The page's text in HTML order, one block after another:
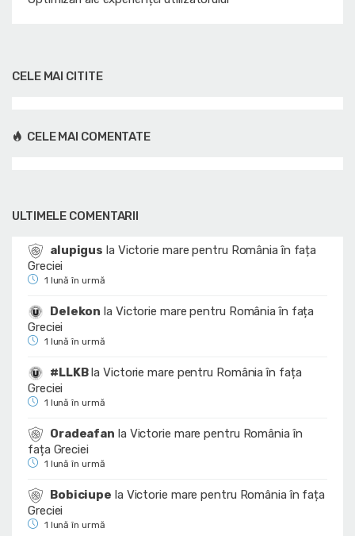
CELE MAI CITITE
CELE MAI COMENTATE
ULTIMELE COMENTARII
alupigus la Victorie mare pentru România în fața
Greciei
1 lună în urmă
Delekon la Victorie mare pentru România în fața
Greciei
1 lună în urmă
#LLKBlaVictorie mare pentru România în fața
Greciei
1 lună în urmă
Oradeafan la Victorie mare pentru România în
fața Greciei
1 lună în urmă
Bobiciupe la Victorie mare pentru România în fața
Greciei
1 lună în urmă